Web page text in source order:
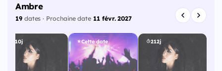
Ambre
19dates · Prochaine date 11 févr. 2027
210j Cette date 212j